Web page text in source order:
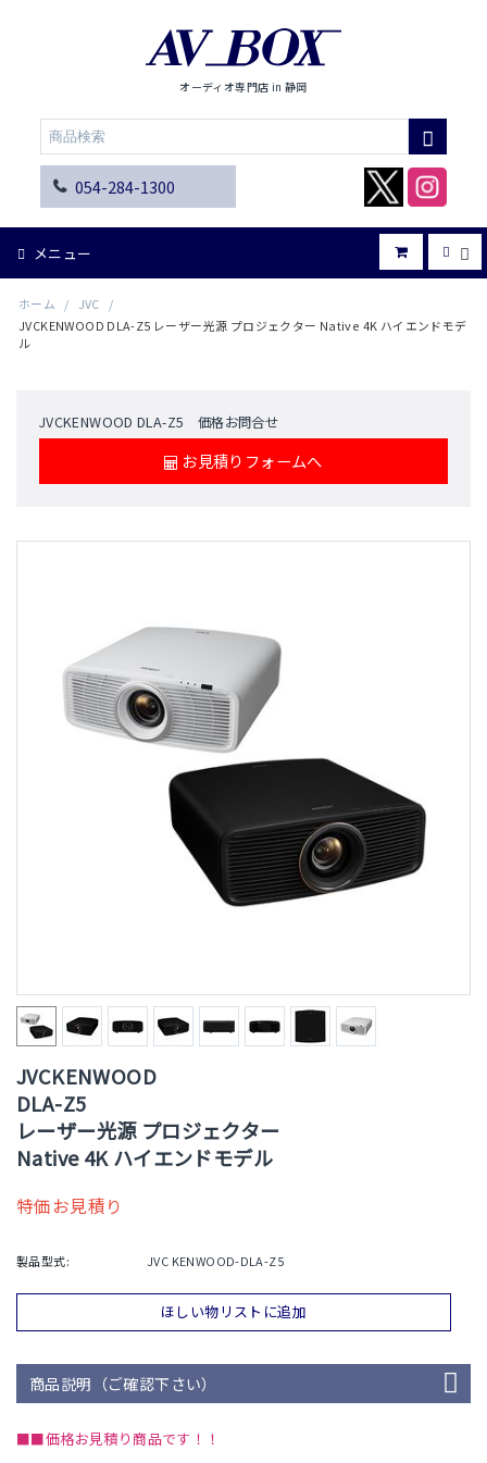
オーディオ専門店 in 静岡
054-284-1300
メニュー
ホーム / JVC
/
JVCKENWOOD DLA-Z5 レーザー光源 プロジェクター Native 4K ハイエンドモデ
ル
JVCKENWOOD DLA-Z5 価格お問合せ
お見積りフォームへ
JVCKENWOOD
DLA-Z5
レーザー光源 プロジェクター
Native 4K ハイエンドモデル
特価お見積り
製品型式: JVC KENWOOD-DLA-Z5
ほしい物リストに追加
商品説明（ご確認下さい）
■■価格お見積り商品です！！